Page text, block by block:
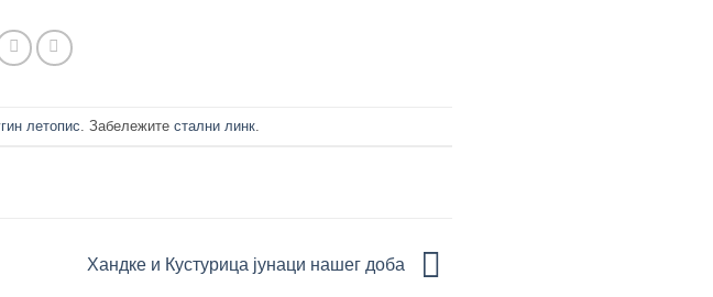
летопис . Забележите стални линк.
Хандке и Кустурица јунаци нашег доба